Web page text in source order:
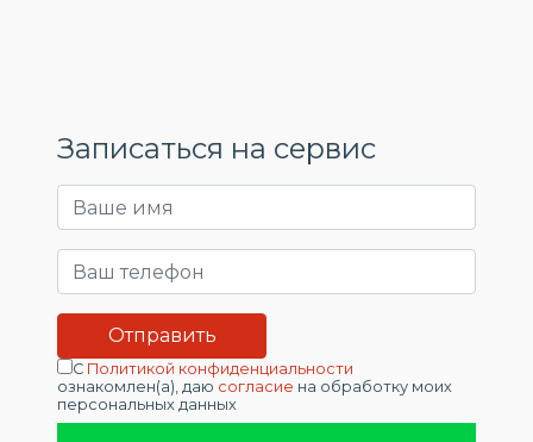
Записаться на сервис
С Политикой конфиденциальности
ознакомлен(а), даю согласие на обработку моих
персональных данных